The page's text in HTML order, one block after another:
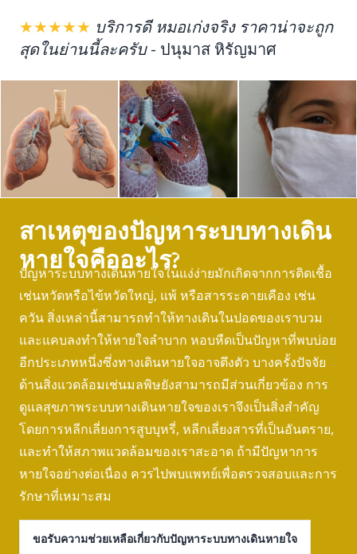
★★★★★ บริการดี หมอเก่งจริง ราคาน่าจะถูก
สุดในย่านนี้ละครับ- ปนุมาส หิรัญมาศ
สาเหตุของปัญหาระบบทางเดิน
หายใจคืออะไร?
ปัญหาระบบทางเดินหายใจในแง่ง่ายมักเกิดจากการติดเชื้อ
เช่นหวัดหรือไข้หวัดใหญ่, แพ้ หรือสารระคายเคือง เช่น
ควัน สิ่งเหล่านี้สามารถทำให้ทางเดินในปอดของเราบวม
และแคบลงทำให้หายใจลำบาก หอบหืดเป็นปัญหาที่พบบ่อย
อีกประเภทหนึ่งซึ่งทางเดินหายใจอาจตึงตัว บางครั้งปัจจัย
ด้านสิ่งแวดล้อมเช่นมลพิษยังสามารถมีส่วนเกี่ยวข้อง การ
ดูแลสุขภาพระบบทางเดินหายใจของเราจึงเป็นสิ่งสำคัญ
โดยการหลีกเลี่ยงการสูบบุหรี่, หลีกเลี่ยงสารที่เป็นอันตราย,
และทำให้สภาพแวดล้อมของเราสะอาด ถ้ามีปัญหาการ
หายใจอย่างต่อเนื่อง ควรไปพบแพทย์เพื่อตรวจสอบและการ
รักษาที่เหมาะสม
ขอรับความช่วยเหลือเกี่ยวกับปัญหาระบบทางเดินหายใจ